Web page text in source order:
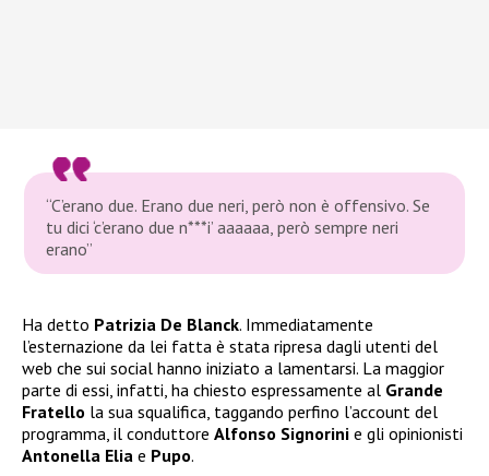
“C’erano due. Erano due neri, però non è offensivo. Se
tu dici ‘c’erano due n***i’ aaaaaa, però sempre neri
erano”
Ha detto Patrizia De Blanck. Immediatamente
l’esternazione da lei fatta è stata ripresa dagli utenti del
web che sui social hanno iniziato a lamentarsi. La maggior
parte di essi, infatti, ha chiesto espressamente al Grande
Fratello la sua squalifica, taggando perfino l’account del
programma, il conduttore Alfonso Signorini e gli opinionisti
Antonella Elia e Pupo.